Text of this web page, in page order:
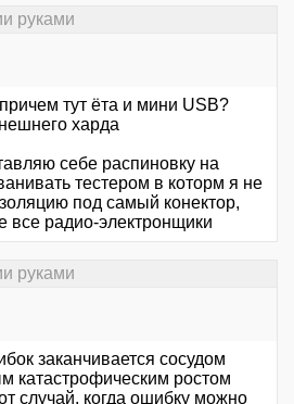
руками
тут ёта и мини USB?
харда
себе распиновку на
тестером в которм я не
под самый конектор,
все радио-электронщики
руками
заканчивается сосудом
катастрофическим ростом
случай, когда ошибку можно